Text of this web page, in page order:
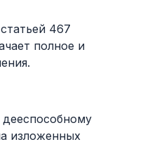
467
полное и
изложенных